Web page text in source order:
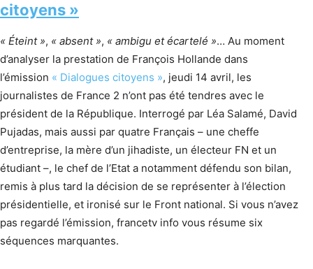
citoyens »
« Éteint », « absent », « ambigu et écartelé »… Au moment
d’analyser la prestation de François Hollande dans
l’émission « Dialogues citoyens », jeudi 14 avril, les
journalistes de France 2 n’ont pas été tendres avec le
président de la République. Interrogé par Léa Salamé, David
Pujadas, mais aussi par quatre Français – une cheffe
d’entreprise, la mère d’un jihadiste, un électeur FN et un
étudiant –, le chef de l’Etat a notamment défendu son bilan,
remis à plus tard la décision de se représenter à l’élection
présidentielle, et ironisé sur le Front national. Si vous n’avez
pas regardé l’émission, francetv info vous résume six
séquences marquantes.